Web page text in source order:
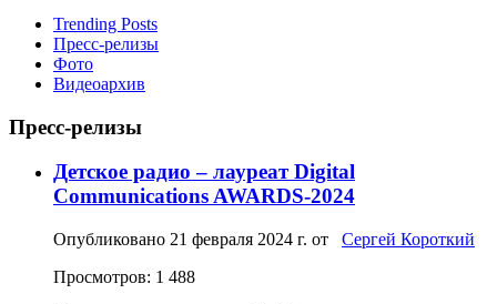
Trending Posts
Пресс-релизы
Фото
Видеоархив
Пресс-релизы
Детское радио – лауреат Digital
Communications AWARDS-2024
Опубликовано 21 февраля 2024 г. от Сергей Короткий
Просмотров: 1 488